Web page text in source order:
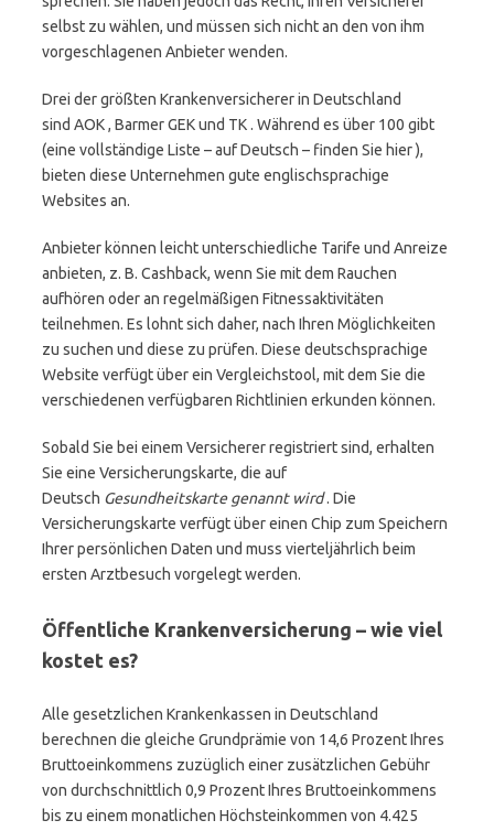
selbst zu wählen, und müssen sich nicht an den von ihm
vorgeschlagenen Anbieter wenden.
Drei der größten Krankenversicherer in Deutschland
sind AOK , Barmer GEK und TK . Während es über 100 gibt
(eine vollständige Liste – auf Deutsch – finden Sie hier ),
bieten diese Unternehmen gute englischsprachige
Websites an.
Anbieter können leicht unterschiedliche Tarife und Anreize
anbieten, z. B. Cashback, wenn Sie mit dem Rauchen
aufhören oder an regelmäßigen Fitnessaktivitäten
teilnehmen. Es lohnt sich daher, nach Ihren Möglichkeiten
zu suchen und diese zu prüfen. Diese deutschsprachige
Website verfügt über ein Vergleichstool, mit dem Sie die
verschiedenen verfügbaren Richtlinien erkunden können.
Sobald Sie bei einem Versicherer registriert sind, erhalten
Sie eine Versicherungskarte, die auf
Deutsch Gesundheitskarte genannt wird. Die
Versicherungskarte verfügt über einen Chip zum Speichern
Ihrer persönlichen Daten und muss vierteljährlich beim
ersten Arztbesuch vorgelegt werden.
Öffentliche Krankenversicherung – wie viel
kostet es?
Alle gesetzlichen Krankenkassen in Deutschland
berechnen die gleiche Grundprämie von 14,6 Prozent Ihres
Bruttoeinkommens zuzüglich einer zusätzlichen Gebühr
von durchschnittlich 0,9 Prozent Ihres Bruttoeinkommens
bis zu einem monatlichen Höchsteinkommen von 4.425